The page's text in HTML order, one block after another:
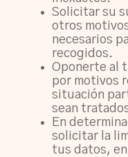
Solicitar su
otros
necesarios
recogidos.
Oponerte al
por motivos
situación
sean
En
solicitar la
tus datos,